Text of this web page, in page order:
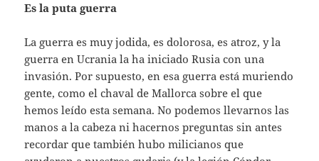
Es la puta guerra
La guerra es muy jodida, es dolorosa, es atroz, y la
guerra en Ucrania la ha iniciado Rusia con una
invasión. Por supuesto, en esa guerra está muriendo
gente, como el chaval de Mallorca sobre el que
hemos leído esta semana. No podemos llevarnos las
manos a la cabeza ni hacernos preguntas sin antes
recordar que también hubo milicianos que